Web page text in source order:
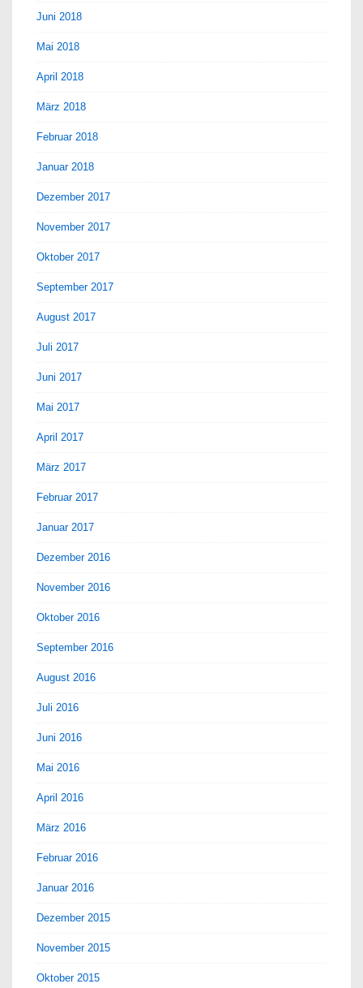
Juni 2018
Mai 2018
April 2018
März 2018
Februar 2018
Januar 2018
Dezember 2017
November 2017
Oktober 2017
September 2017
August 2017
Juli 2017
Juni 2017
Mai 2017
April 2017
März 2017
Februar 2017
Januar 2017
Dezember 2016
November 2016
Oktober 2016
September 2016
August 2016
Juli 2016
Juni 2016
Mai 2016
April 2016
März 2016
Februar 2016
Januar 2016
Dezember 2015
November 2015
Oktober 2015